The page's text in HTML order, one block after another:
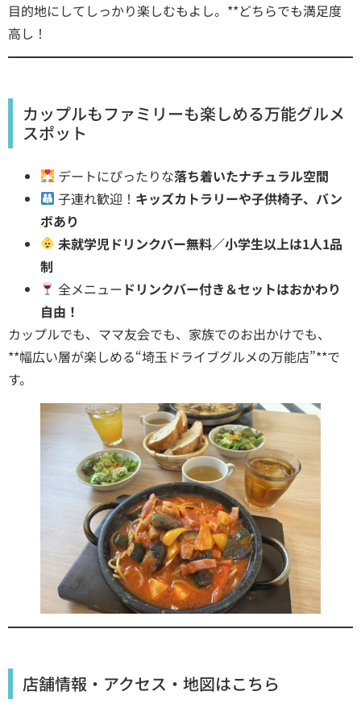
目的地にしてしっかり楽しむもよし。**どちらでも満足度
高し！
カップルもファミリーも楽しめる万能グルメ
スポット
デートにぴったりな落ち着いたナチュラル空間
子連れ歓迎！ キッズカトラリーや子供椅子、バン
ボあり
未就学児ドリンクバー無料／小学生以上は1人1品
制
全メニュー ドリンクバー付き＆セットはおかわり
自由！
カップルでも、ママ友会でも、家族でのお出かけでも、
**幅広い層が楽しめる“埼玉ドライブグルメの万能店”**で
す。
店舗情報・アクセス・地図はこちら